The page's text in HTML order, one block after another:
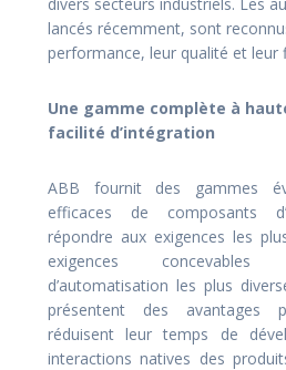
lancés récemment, sont
performance, leur qualité et leur
Une gamme complète à
facilité d’intégration
ABB fournit des gammes
efficaces de composants
répondre aux exigences les
exigences
d’automatisation les plus
présentent des avantages
réduisent leur temps de
interactions natives des